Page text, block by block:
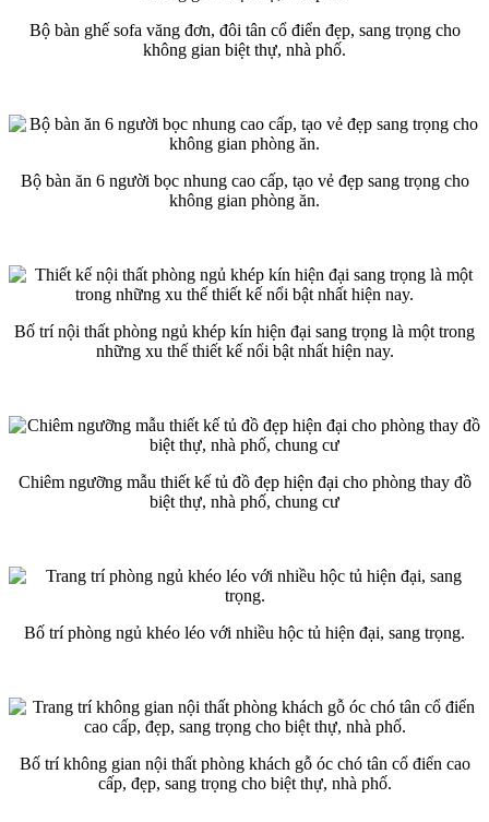
Bộ bàn ghế sofa văng đơn, đôi tân cổ điển đẹp, sang trọng cho
không gian biệt thự, nhà phố.
Bộ bàn ăn 6 người bọc nhung cao cấp, tạo vẻ đẹp sang trọng cho
không gian phòng ăn.
Bố trí nội thất phòng ngủ khép kín hiện đại sang trọng là một trong
những xu thế thiết kế nổi bật nhất hiện nay.
Chiêm ngưỡng mẫu thiết kế tủ đồ đẹp hiện đại cho phòng thay đồ
biệt thự, nhà phố, chung cư
Bố trí phòng ngủ khéo léo với nhiều hộc tủ hiện đại, sang trọng.
Bố trí không gian nội thất phòng khách gỗ óc chó tân cổ điển cao
cấp, đẹp, sang trọng cho biệt thự, nhà phố.